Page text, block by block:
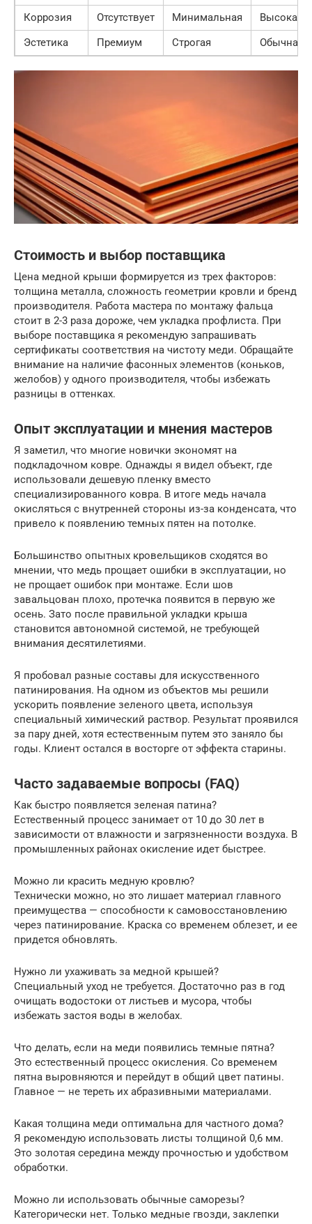
Коррозия Отсутствует Минимальная
Высокая
Эстетика
Премиум Строгая Обычная
Стоимость и выбор поставщика
Цена медной крыши формируется из трех факторов:
толщина металла, сложность геометрии кровли и бренд
производителя. Работа мастера по монтажу фальца
стоит в 2-3 раза дороже, чем укладка профлиста. При
выборе поставщика я рекомендую запрашивать
сертификаты соответствия на чистоту меди. Обращайте
внимание на наличие фасонных элементов (коньков,
желобов) у одного производителя, чтобы избежать
разницы в оттенках.
Опыт эксплуатации и мнения мастеров
Я заметил, что многие новички экономят на
подкладочном ковре. Однажды я видел объект, где
использовали дешевую пленку вместо
специализированного ковра. В итоге медь начала
окисляться с внутренней стороны из-за конденсата, что
привело к появлению темных пятен на потолке.
Большинство опытных кровельщиков сходятся во
мнении, что медь прощает ошибки в эксплуатации, но
не прощает ошибок при монтаже. Если шов
завальцован плохо, протечка появится в первую же
осень. Зато после правильной укладки крыша
становится автономной системой, не требующей
внимания десятилетиями.
Я пробовал разные составы для искусственного
патинирования. На одном из объектов мы решили
ускорить появление зеленого цвета, используя
специальный химический раствор. Результат проявился
за пару дней, хотя естественным путем это заняло бы
годы. Клиент остался в восторге от эффекта старины.
Часто задаваемые вопросы (FAQ)
Как быстро появляется зеленая патина?
Естественный процесс занимает от 10 до 30 лет в
зависимости от влажности и загрязненности воздуха. В
промышленных районах окисление идет быстрее.
Можно ли красить медную кровлю?
Технически можно, но это лишает материал главного
преимущества — способности к самовосстановлению
через патинирование. Краска со временем облезет, и ее
придется обновлять.
Нужно ли ухаживать за медной крышей?
Специальный уход не требуется. Достаточно раз в год
очищать водостоки от листьев и мусора, чтобы
избежать застоя воды в желобах.
Что делать, если на меди появились темные пятна?
Это естественный процесс окисления. Со временем
пятна выровняются и перейдут в общий цвет патины.
Главное — не тереть их абразивными материалами.
Какая толщина меди оптимальна для частного дома?
Я рекомендую использовать листы толщиной 0,6 мм.
Это золотая середина между прочностью и удобством
обработки.
Можно ли использовать обычные саморезы?
Категорически нет. Только медные гвозди, заклепки